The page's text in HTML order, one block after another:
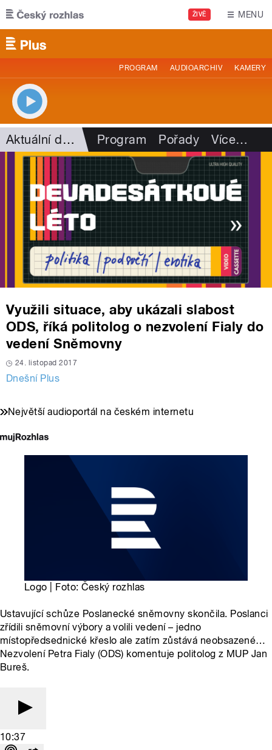
Přejít k hlavnímu obsahu
ŽIVĚ MENU
PROGRAM AUDIOARCHIV KAMERY
Aktuální dění Program Pořady Více…
Využili situace, aby ukázali slabost
ODS, říká politolog o nezvolení Fialy do
vedení Sněmovny
24. listopad 2017
Dnešní Plus
Největší audioportál na českém internetu
Logo | Foto: Český rozhlas
Ustavující schůze Poslanecké sněmovny skončila. Poslanci
zřídili sněmovní výbory a volili vedení – jedno
místopředsednické křeslo ale zatím zůstává neobsazené…
Nezvolení Petra Fialy (ODS) komentuje politolog z MUP Jan
Bureš.
10:37